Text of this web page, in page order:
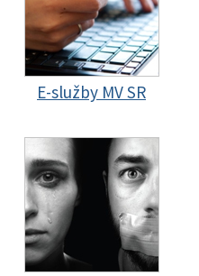
E-služby MV SR